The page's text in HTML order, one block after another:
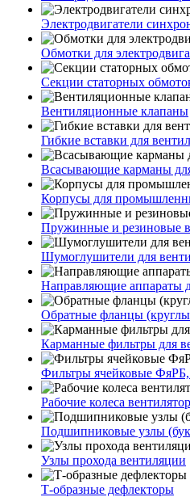
Электродвигатели
Обмотки для
Секции статорных
Вентиляционные клапаны
Гибкие вставки для
Всасывающие карманы
Корпусы для
Пружинные и резиновые
Шумоглушители для
Направляющие аппараты
Обратные фланцы
Карманные фильтры для
Фильтры ячейковые
Рабочие колеса
Подшипниковые узлы
Узлы прохода вентиляции
Т-образные дефлекторы